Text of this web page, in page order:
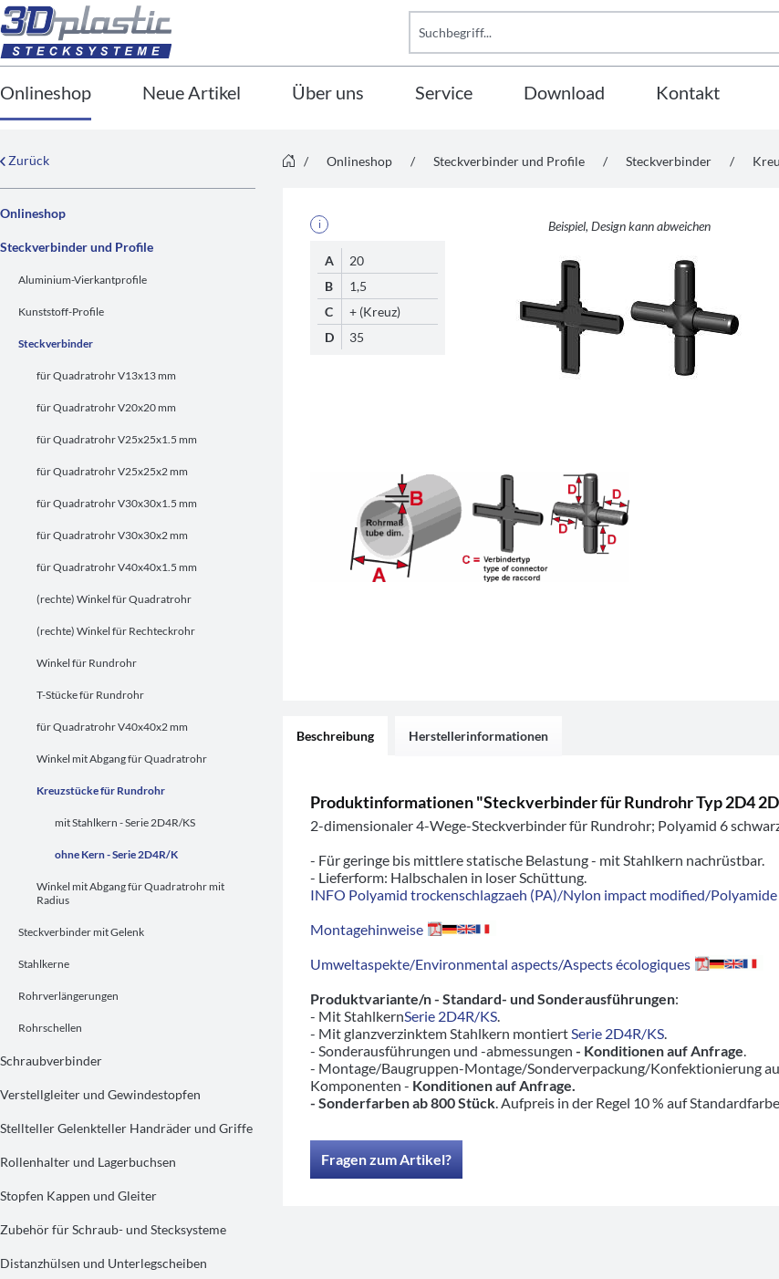
Onlineshop Neue Artikel Über uns Service Download Kontakt
Zurück / Onlineshop / Steckverbinder und Profile / Steckverbinder /
Onlineshop
Steckverbinder und Profile
Aluminium-Vierkantprofile
Kunststoff-Profile
Steckverbinder
für Quadratrohr V13x13 mm
für Quadratrohr V20x20 mm
für Quadratrohr V25x25x1.5 mm
für Quadratrohr V25x25x2 mm
für Quadratrohr V30x30x1.5 mm
für Quadratrohr V30x30x2 mm
für Quadratrohr V40x40x1.5 mm
(rechte) Winkel für Quadratrohr
(rechte) Winkel für Rechteckrohr
Winkel für Rundrohr
T-Stücke für Rundrohr
für Quadratrohr V40x40x2 mm
Winkel mit Abgang für Quadratrohr
Kreuzstücke für Rundrohr
mit Stahlkern - Serie 2D4R/KS
ohne Kern - Serie 2D4R/K
Winkel mit Abgang für Quadratrohr mit
Radius
Steckverbinder mit Gelenk
Stahlkerne
Rohrverlängerungen
Rohrschellen
Schraubverbinder
Verstellgleiter und Gewindestopfen
Stellteller Gelenkteller Handräder und Griffe
Rollenhalter und Lagerbuchsen
Stopfen Kappen und Gleiter
Zubehör für Schraub- und Stecksysteme
Distanzhülsen und Unterlegscheiben
i
A
20
B
1,5
C
+ (Kreuz)
D
35
Beispiel, Design kann abweichen
Beschreibung Herstellerinformationen
Produktinformationen "Steckverbinder für Rundrohr Typ 2D4
2-dimensionaler 4-Wege-Steckverbinder für Rundrohr; Polyamid 6
- Für geringe bis mittlere statische Belastung - mit Stahlkern nachrüstbar.
- Lieferform: Halbschalen in loser Schüttung.
INFO Polyamid trockenschlagzaeh (PA)/Nylon impact modified/Polyamide
Montagehinweise
Umweltaspekte/Environmental aspects/Aspects écologiques
Produktvariante/n - Standard- und Sonderausführungen:
- Mit StahlkernSerie 2D4R/KS.
- Mit glanzverzinktem Stahlkern montiertSerie 2D4R/KS.
- Sonderausführungen und -abmessungen - Konditionen auf Anfrage.
- Montage/Baugruppen-Montage/Sonderverpackung/Konfektionierung
Komponenten - Konditionen auf Anfrage.
- Sonderfarben ab 800 Stück. Aufpreis in der Regel 10 % auf
Fragen zum Artikel?